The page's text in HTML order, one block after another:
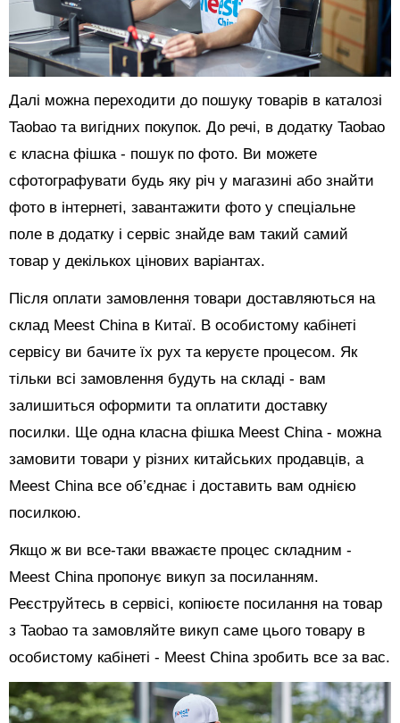
Далі можна переходити до пошуку товарів в каталозі
Taobao та вигідних покупок. До речі, в додатку Taobao
є класна фішка - пошук по фото. Ви можете
сфотографувати будь яку річ у магазині або знайти
фото в інтернеті, завантажити фото у спеціальне
поле в додатку і сервіс знайде вам такий самий
товар у декількох цінових варіантах.
Після оплати замовлення товари доставляються на
склад Meest China в Китаї. В особистому кабінеті
сервісу ви бачите їх рух та керуєте процесом. Як
тільки всі замовлення будуть на складі - вам
залишиться оформити та оплатити доставку
посилки. Ще одна класна фішка Meest China - можна
замовити товари у різних китайських продавців, а
Meest China все об’єднає і доставить вам однією
посилкою.
Якщо ж ви все-таки вважаєте процес складним -
Meest China пропонує викуп за посиланням.
Реєструйтесь в сервісі, копіюєте посилання на товар
з Taobao та замовляйте викуп саме цього товару в
особистому кабінеті - Meest China зробить все за вас.